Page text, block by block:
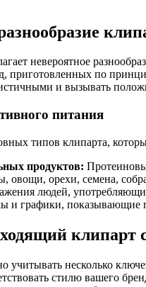
невероятное
приготовленных по
и вызывать
питания
типов клипарта,
продуктов:
овощи, орехи, семена,
людей,
и графики, показывающие
клипарт
учитывать несколько
стилю вашего